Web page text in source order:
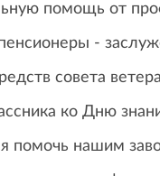
помощь от
-
совета
ко Дню
нашим